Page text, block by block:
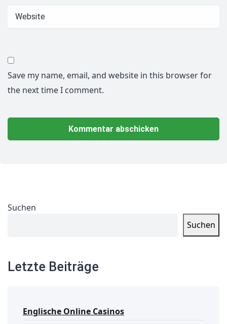
Save my name, email, and website in this browser for
the next time I comment.
Suchen
Suchen
Letzte Beiträge
Englische Online Casinos